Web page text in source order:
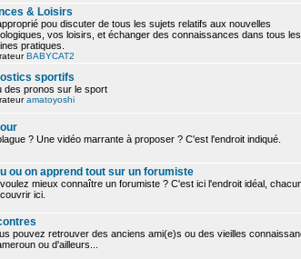
& Loisirs
pou discuter de tous les sujets relatifs aux nouvelles
vos loisirs, et échanger des connaissances dans tous les
pratiques.
BABYCAT2
sportifs
des pronos sur le sport
amatoyoshi
? Une vidéo marrante à proposer ? C'est l'endroit indiqué.
ou on apprend tout sur un forumiste
mieux connaître un forumiste ? C'est ici l'endroit idéal,
ici.
pouvez retrouver des anciens ami(e)s ou des vieilles
ou d'ailleurs...